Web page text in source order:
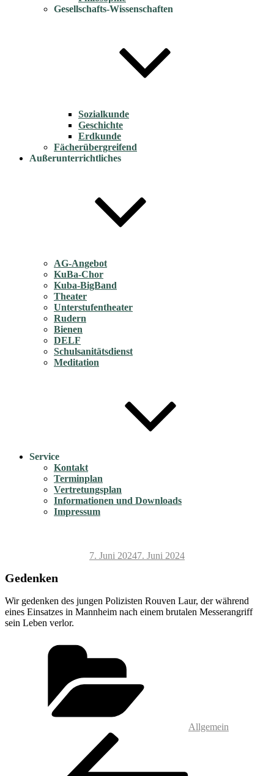
Gesellschafts-Wissenschaften
Sozialkunde
Geschichte
Erdkunde
Fächerübergreifend
Außerunterrichtliches
AG-Angebot
KuBa-Chor
Kuba-BigBand
Theater
Unterstufentheater
Rudern
Bienen
DELF
Schulsanitätsdienst
Meditation
Service
Kontakt
Terminplan
Vertretungsplan
Informationen und Downloads
Impressum
Veröffentlicht
7. Juni 20247. Juni 2024
Gedenken
Wir gedenken des jungen Polizisten Rouven Laur, der während
eines Einsatzes in Mannheim nach einem brutalen Messerangriff
sein Leben verlor.
Allgemein
Beitragsnavigation